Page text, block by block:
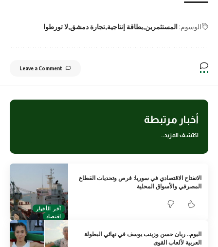
الوسوم: المستثمرين بطاقة إنتاجية تجارة دمشق لا تورطوا
Leave a Comment
أخبار مرتبطة
اكتشف المزيد..
آخر الأخبار
اقتصاد
الانفتاح الاقتصادي في سوريا: فرص وتحديات القطاع
المصرفي والأسواق المحلية
اليوم.. ريان حسن وزينب يوسف في نهائي البطولة
العربية لألعاب القوى